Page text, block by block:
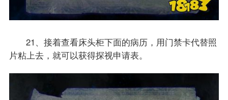
21、接着查看床头柜下面的病历，用门禁卡代替照
片粘上去，就可以获得探视申请表。